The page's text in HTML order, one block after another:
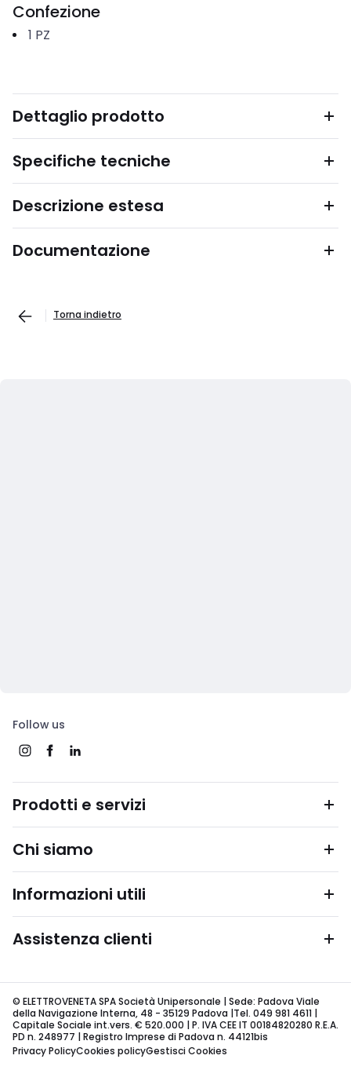
Confezione
1 PZ
Dettaglio prodotto
Specifiche tecniche
Descrizione estesa
Documentazione
Torna indietro
Follow us
Prodotti e servizi
Chi siamo
Informazioni utili
Assistenza clienti
© ELETTROVENETA SPA Società Unipersonale | Sede: Padova Viale
della Navigazione Interna, 48 - 35129 Padova |Tel. 049 981 4611 |
Capitale Sociale int.vers. € 520.000 | P. IVA CEE IT 00184820280 R.E.A.
PD n. 248977 | Registro Imprese di Padova n. 44121bis
Privacy PolicyCookies policyGestisci Cookies